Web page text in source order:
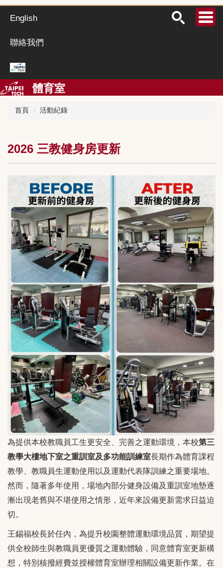
跳
到
要
區
English
聯絡我們
體育室
首頁 活動紀錄
2026 三教健身房更新
為提供本校教職員工生更安全、完善之運動環境，本校第三
教學大樓地下室之重訓室及多功能訓練室長期作為體育課程
教學、教職員生運動使用以及運動代表隊訓練之重要場地。
然而，隨著多年使用，場地內部分健身設備及重訓室地墊逐
漸出現老舊與不堪使用之情形，近年來設備更新需求日益迫
切。
王錫福校長於任內，為提升校園整體運動環境品質，期望提
供全校師生與教職員更優質之運動體驗，同意體育室更新構
想，特別核撥經費並授權體育室辦理相關設備更新作業。在